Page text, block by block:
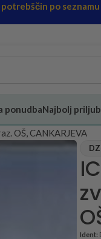
po seznamu
ponudbaNajbolj
OŠ, CANKARJEVA
Ident: